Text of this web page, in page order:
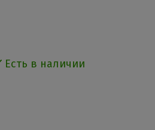
Есть в наличии